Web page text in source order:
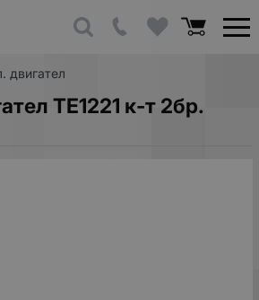
двигател
TE1221 к-т 2бр.